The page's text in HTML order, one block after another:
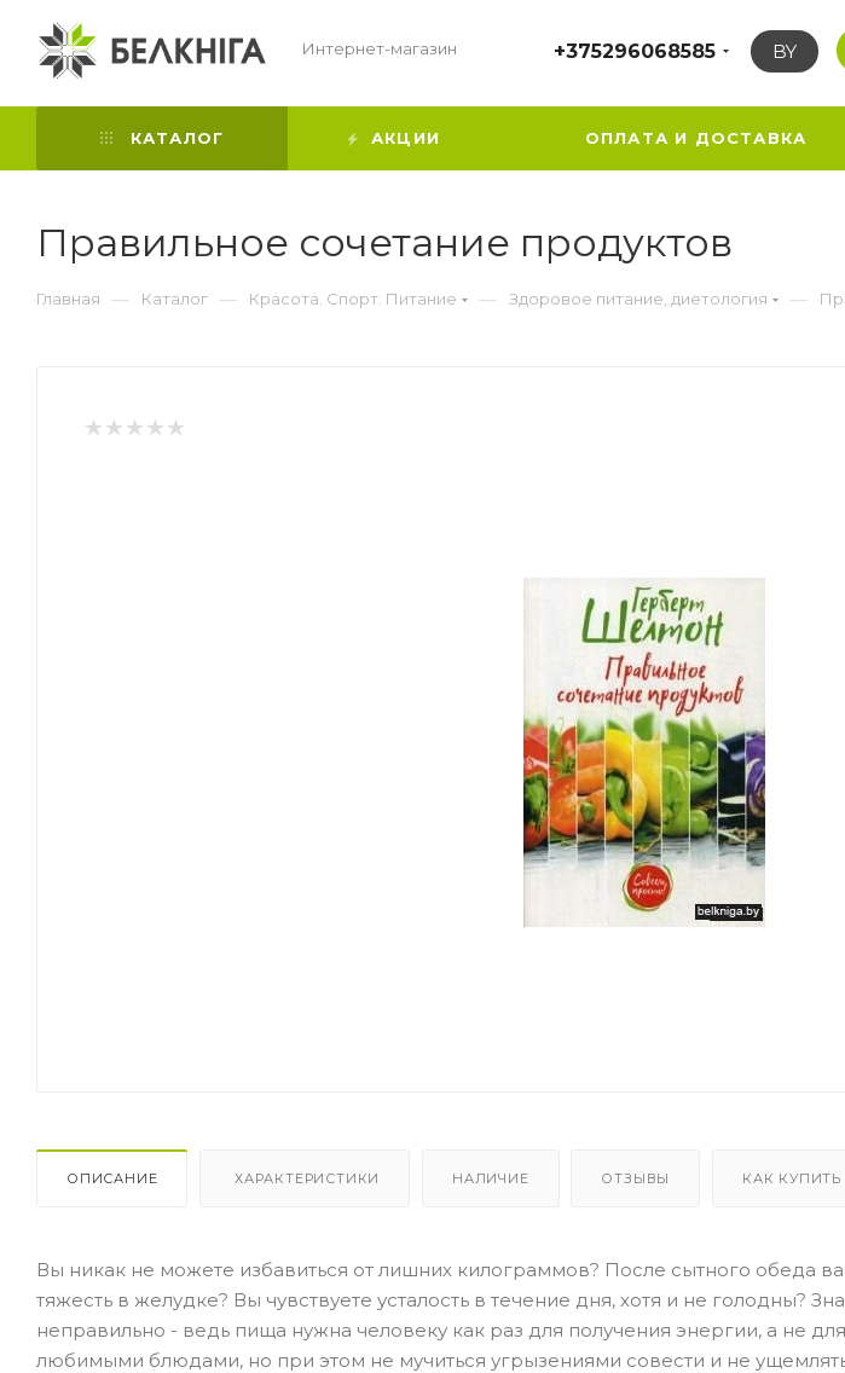
Интернет-магазин +375296068585 BY
КАТАЛОГ АКЦИИ ОПЛАТА И ДОСТАВКА
Правильное сочетание продуктов
Главная — Каталог — Красота. Спорт. Питание — Здоровое питание, диетология —
ОПИСАНИЕ ХАРАКТЕРИСТИКИ НАЛИЧИЕ ОТЗЫВЫ КАК КУПИТЬ
Вы никак не можете избавиться от лишних килограммов? После сытного обеда
тяжесть в желудке? Вы чувствуете усталость в течение дня, хотя и не голодны?
неправильно - ведь пища нужна человеку как раз для получения энергии, а не
любимыми блюдами, но при этом не мучиться угрызениями совести и не